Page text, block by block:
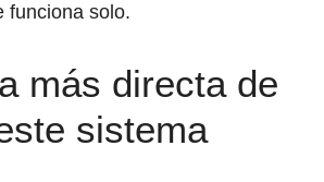
funciona solo.
más directa de
sistema